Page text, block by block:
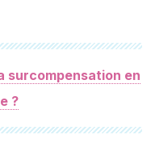
surcompensation en
?